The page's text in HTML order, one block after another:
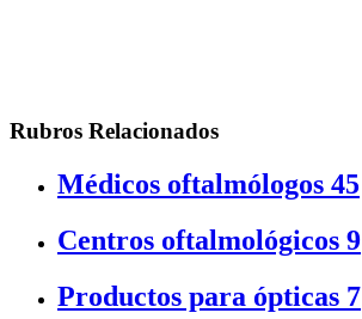
Rubros Relacionados
Médicos oftalmólogos 45
Centros oftalmológicos 9
Productos para ópticas 7